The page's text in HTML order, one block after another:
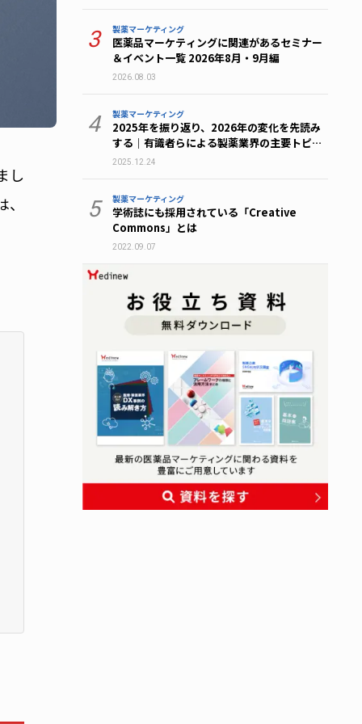
し
3 製薬マーケティング
医薬品マーケティングに関連があるセミナー
＆イベント一覧 2026年8月・9月編
2026.08.03
4 製薬マーケティング
2025年を振り返り、2026年の変化を先読み
する｜有識者らによる製薬業界の主要トピッ
ク総まとめ
2025.12.24
5 製薬マーケティング
学術誌にも採用されている「Creative
Commons」とは
2022.09.07